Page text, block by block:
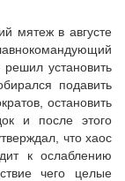
мятеж в августе
установить
подавить
остановить
и после этого
что хаос
к ослаблению
чего целые